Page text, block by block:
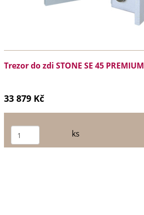
Trezor do zdi STONE SE 45 PREMIUM
33 879 Kč
ks